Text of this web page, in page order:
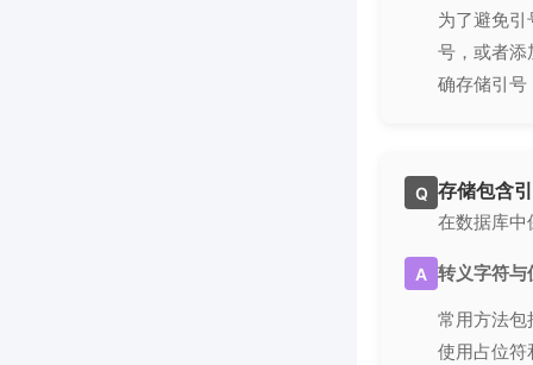
为了避免
号，或者添
确存储引号
Q 存储包含
在数据库中
A 转义字符与
常用方法包
使用占位符